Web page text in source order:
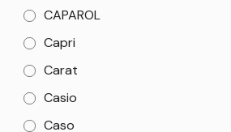
CAPAROL
Capri
Carat
Casio
Caso